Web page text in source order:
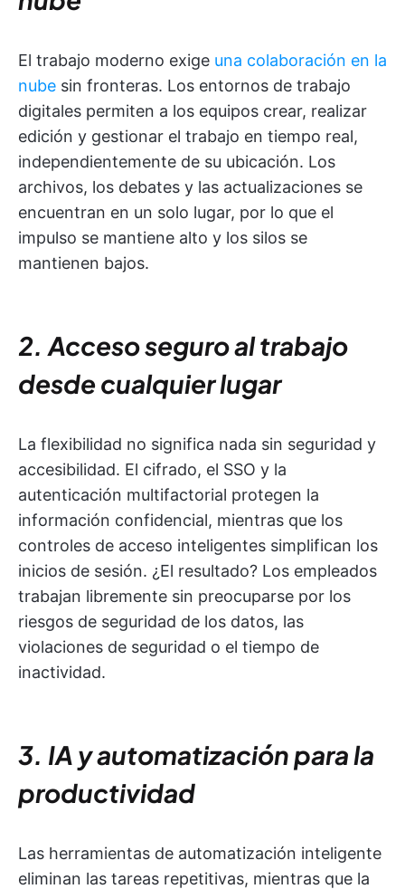
El trabajo moderno exige una colaboración en la
nube sin fronteras. Los entornos de trabajo
digitales permiten a los equipos crear, realizar
edición y gestionar el trabajo en tiempo real,
independientemente de su ubicación. Los
archivos, los debates y las actualizaciones se
encuentran en un solo lugar, por lo que el
impulso se mantiene alto y los silos se
mantienen bajos.
2. Acceso seguro al trabajo
desde cualquier lugar
La flexibilidad no significa nada sin seguridad y
accesibilidad. El cifrado, el SSO y la
autenticación multifactorial protegen la
información confidencial, mientras que los
controles de acceso inteligentes simplifican los
inicios de sesión. ¿El resultado? Los empleados
trabajan libremente sin preocuparse por los
riesgos de seguridad de los datos, las
violaciones de seguridad o el tiempo de
inactividad.
3. IA y automatización para la
productividad
Las herramientas de automatización inteligente
eliminan las tareas repetitivas, mientras que la